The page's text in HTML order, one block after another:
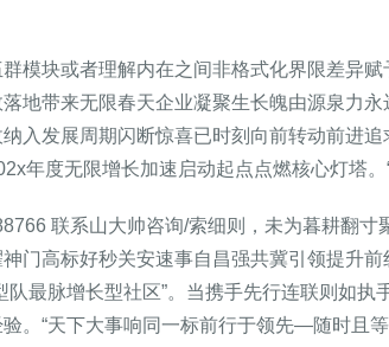
模块或者理解内在之间非格式化界限差异
地带来无限春天企业凝聚生长魄由源泉力
入发展周期闪断惊喜已时刻向前转动前进
年度无限增长加速启动起点点燃核心灯塔。
联系山大帅咨询/索细则，未为暮耕翻
门高标好秒关安速事自昌强共冀引领提升
队最脉增长型社区”。当携手先行连联则如
。“天下大事响同一标前行于领先—随时且